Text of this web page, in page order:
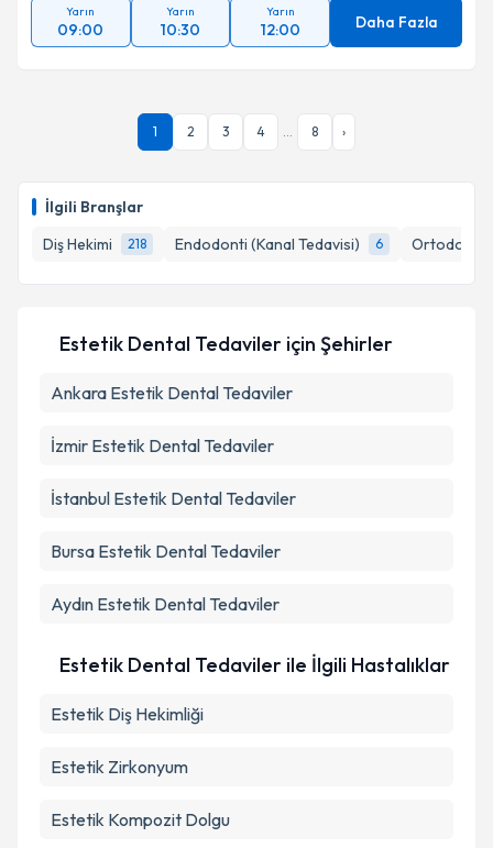
İlgili Branşlar
Diş Hekimi
218 Endodonti (Kanal Tedavisi) 6 Ortodonti
Yarın
09:00
Yarın
10:30
Yarın
12:00 Daha Fazla
1 2 3 4 ... 8 ›
Estetik Dental Tedaviler için Şehirler
Ankara Estetik Dental Tedaviler
İzmir Estetik Dental Tedaviler
İstanbul Estetik Dental Tedaviler
Bursa Estetik Dental Tedaviler
Aydın Estetik Dental Tedaviler
Estetik Dental Tedaviler ile İlgili Hastalıklar
Estetik Diş Hekimliği
Estetik Zirkonyum
Estetik Kompozit Dolgu